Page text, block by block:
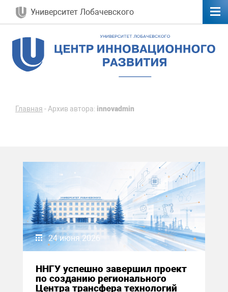
Университет Лобачевского
Главная -Архив автора: innovadmin
24 июня 2026
ННГУ успешно завершил проект
по созданию регионального
Центра трансфера технологий